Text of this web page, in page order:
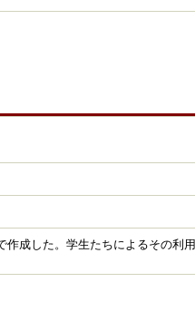
成した。学生たちによるその利用